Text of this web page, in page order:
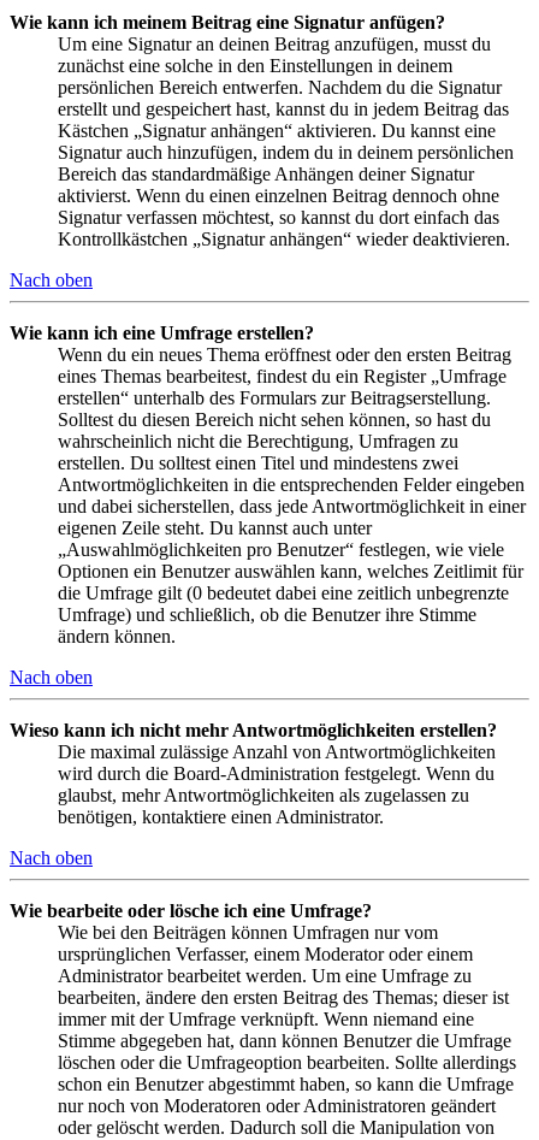
Wie kann ich meinem Beitrag eine Signatur anfügen?
Um eine Signatur an deinen Beitrag anzufügen, musst du
zunächst eine solche in den Einstellungen in deinem
persönlichen Bereich entwerfen. Nachdem du die Signatur
erstellt und gespeichert hast, kannst du in jedem Beitrag das
Kästchen „Signatur anhängen“ aktivieren. Du kannst eine
Signatur auch hinzufügen, indem du in deinem persönlichen
Bereich das standardmäßige Anhängen deiner Signatur
aktivierst. Wenn du einen einzelnen Beitrag dennoch ohne
Signatur verfassen möchtest, so kannst du dort einfach das
Kontrollkästchen „Signatur anhängen“ wieder deaktivieren.
Nach oben
Wie kann ich eine Umfrage erstellen?
Wenn du ein neues Thema eröffnest oder den ersten Beitrag
eines Themas bearbeitest, findest du ein Register „Umfrage
erstellen“ unterhalb des Formulars zur Beitragserstellung.
Solltest du diesen Bereich nicht sehen können, so hast du
wahrscheinlich nicht die Berechtigung, Umfragen zu
erstellen. Du solltest einen Titel und mindestens zwei
Antwortmöglichkeiten in die entsprechenden Felder eingeben
und dabei sicherstellen, dass jede Antwortmöglichkeit in einer
eigenen Zeile steht. Du kannst auch unter
„Auswahlmöglichkeiten pro Benutzer“ festlegen, wie viele
Optionen ein Benutzer auswählen kann, welches Zeitlimit für
die Umfrage gilt (0 bedeutet dabei eine zeitlich unbegrenzte
Umfrage) und schließlich, ob die Benutzer ihre Stimme
ändern können.
Nach oben
Wieso kann ich nicht mehr Antwortmöglichkeiten erstellen?
Die maximal zulässige Anzahl von Antwortmöglichkeiten
wird durch die Board-Administration festgelegt. Wenn du
glaubst, mehr Antwortmöglichkeiten als zugelassen zu
benötigen, kontaktiere einen Administrator.
Nach oben
Wie bearbeite oder lösche ich eine Umfrage?
Wie bei den Beiträgen können Umfragen nur vom
ursprünglichen Verfasser, einem Moderator oder einem
Administrator bearbeitet werden. Um eine Umfrage zu
bearbeiten, ändere den ersten Beitrag des Themas; dieser ist
immer mit der Umfrage verknüpft. Wenn niemand eine
Stimme abgegeben hat, dann können Benutzer die Umfrage
löschen oder die Umfrageoption bearbeiten. Sollte allerdings
schon ein Benutzer abgestimmt haben, so kann die Umfrage
nur noch von Moderatoren oder Administratoren geändert
oder gelöscht werden. Dadurch soll die Manipulation von